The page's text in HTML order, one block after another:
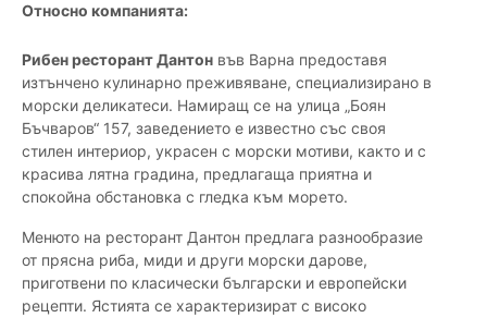
Относно компанията:
Рибен ресторант Дантон във Варна предоставя
изтънчено кулинарно преживяване, специализирано в
морски деликатеси. Намиращ се на улица „Боян
Бъчваров“ 157, заведението е известно със своя
стилен интериор, украсен с морски мотиви, както и с
красива лятна градина, предлагаща приятна и
спокойна обстановка с гледка към морето.
Менюто на ресторант Дантон предлага разнообразие
от прясна риба, миди и други морски дарове,
приготвени по класически български и европейски
рецепти. Ястията се характеризират с високо